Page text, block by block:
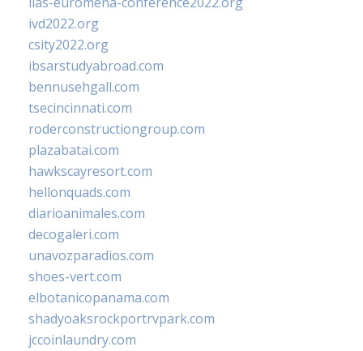
ivd2022.org
csity2022.org
ibsarstudyabroad.com
bennusehgall.com
tsecincinnati.com
roderconstructiongroup.com
plazabatai.com
hawkscayresort.com
hellonquads.com
diarioanimales.com
decogaleri.com
unavozparadios.com
shoes-vert.com
elbotanicopanama.com
shadyoaksrockportrvpark.com
jccoinlaundry.com